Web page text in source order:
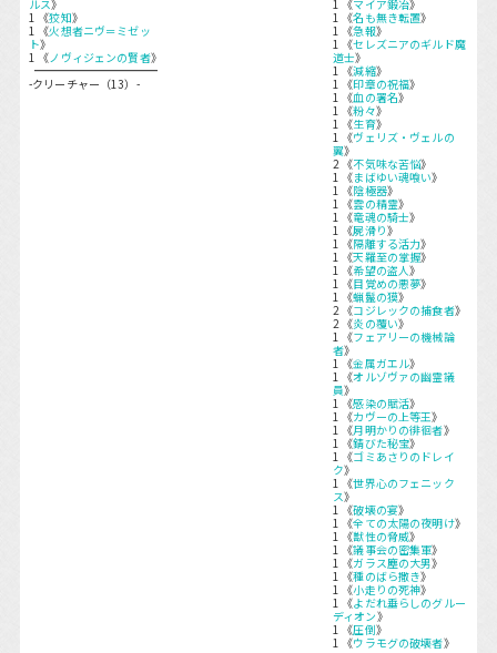
ルス》
1 《狡知》
1 《火想者ニヴ＝ミゼッ
ト》
1 《ノヴィジェンの賢者》
-クリーチャー（13）-
1 《マイア鍛冶》
1 《名も無き転置》
1 《急報》
1 《セレズニアのギルド魔
道士》
1 《減縮》
1 《印章の祝福》
1 《血の署名》
1 《粉々》
1 《生育》
1 《ヴェリズ・ヴェルの
翼》
2 《不気味な苦悩》
1 《まばゆい魂喰い》
1 《陰極器》
1 《雲の精霊》
1 《竜魂の騎士》
1 《屍滑り》
1 《隔離する活力》
1 《天羅至の掌握》
1 《希望の盗人》
1 《目覚めの悪夢》
1 《蝋鬣の獏》
2 《コジレックの捕食者》
2 《炎の覆い》
1 《フェアリーの機械論
者》
1 《金属ガエル》
1 《オルゾヴァの幽霊議
員》
1 《感染の賦活》
1 《カヴーの上等王》
1 《月明かりの徘徊者》
1 《錆びた秘宝》
1 《ゴミあさりのドレイ
ク》
1 《世界心のフェニック
ス》
1 《破壊の宴》
1 《全ての太陽の夜明け》
1 《獣性の脅威》
1 《議事会の密集軍》
1 《ガラス塵の大男》
1 《種のばら撒き》
1 《小走りの死神》
1 《よだれ垂らしのグルー
ディオン》
1 《圧倒》
1 《ウラモグの破壊者》